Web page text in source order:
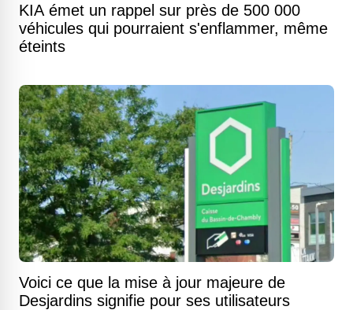
KIA émet un rappel sur près de 500 000
véhicules qui pourraient s'enflammer, même
éteints
Voici ce que la mise à jour majeure de
Desjardins signifie pour ses utilisateurs